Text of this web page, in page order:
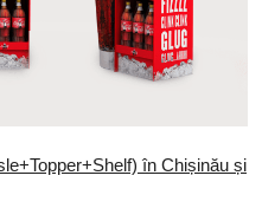
în Chișinău și